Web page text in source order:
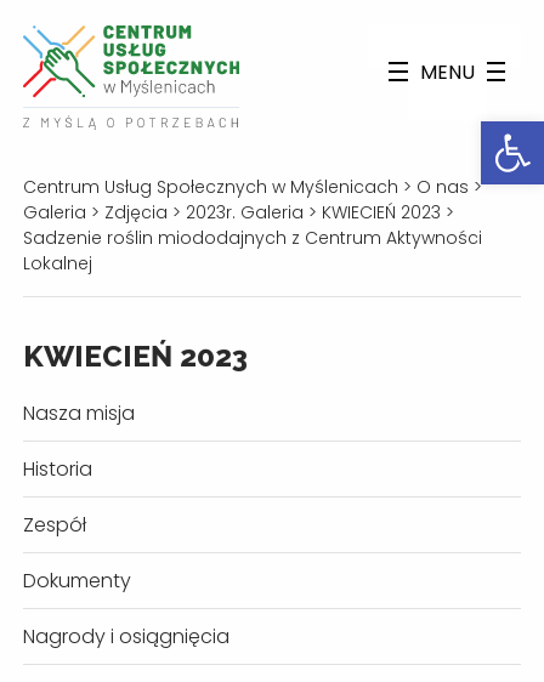
MENU
Centrum Usług Społecznych w Myślenicach > O nas >
Galeria > Zdjęcia > 2023r. Galeria > KWIECIEŃ 2023 >
Sadzenie roślin miododajnych z Centrum Aktywności
Lokalnej
KWIECIEŃ 2023
Nasza misja
Historia
Zespół
Dokumenty
Nagrody i osiągnięcia